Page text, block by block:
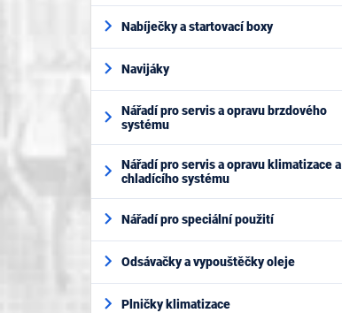
Nabíječky a startovací boxy
Navijáky
Nářadí pro servis a opravu brzdového
systému
Nářadí pro servis a opravu klimatizace a
chladícího systému
Nářadí pro speciální použití
Odsávačky a vypouštěčky oleje
Plničky klimatizace